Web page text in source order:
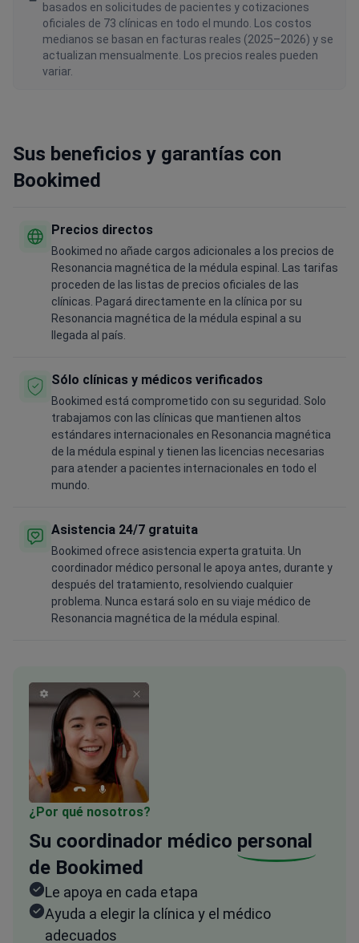
basados en solicitudes de pacientes y cotizaciones
oficiales de 73 clínicas en todo el mundo. Los costos
medianos se basan en facturas reales (2025–2026) y se
actualizan mensualmente. Los precios reales pueden
variar.
Sus beneficios y garantías con
Bookimed
Precios directos
Bookimed no añade cargos adicionales a los precios de
Resonancia magnética de la médula espinal. Las tarifas
proceden de las listas de precios oficiales de las
clínicas. Pagará directamente en la clínica por su
Resonancia magnética de la médula espinal a su
llegada al país.
Sólo clínicas y médicos verificados
Bookimed está comprometido con su seguridad. Solo
trabajamos con las clínicas que mantienen altos
estándares internacionales en Resonancia magnética
de la médula espinal y tienen las licencias necesarias
para atender a pacientes internacionales en todo el
mundo.
Asistencia 24/7 gratuita
Bookimed ofrece asistencia experta gratuita. Un
coordinador médico personal le apoya antes, durante y
después del tratamiento, resolviendo cualquier
problema. Nunca estará solo en su viaje médico de
Resonancia magnética de la médula espinal.
¿Por qué nosotros?
Su coordinador médico personal
de Bookimed
Le apoya en cada etapa
Ayuda a elegir la clínica y el médico
adecuados